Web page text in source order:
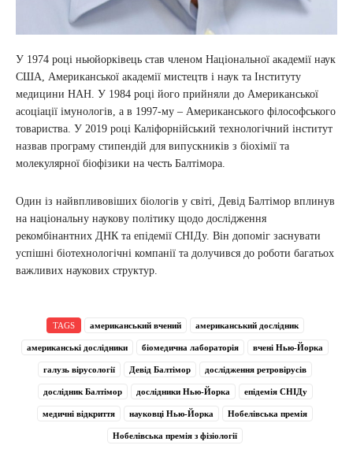
У 1974 році ньюйорківець став членом Національної академії наук
США, Американської академії мистецтв і наук та Інституту
медицини НАН. У 1984 році його прийняли до Американської
асоціації імунологів, а в 1997-му – Американського філософського
товариства. У 2019 році Каліфорнійський технологічний інститут
назвав програму стипендій для випускників з біохімії та
молекулярної біофізики на честь Балтімора.
Один із найвпливовіших біологів у світі, Девід Балтімор вплинув
на національну наукову політику щодо дослідження
рекомбінантних ДНК та епідемії СНІДу. Він допоміг заснувати
успішні біотехнологічні компанії та долучився до роботи багатьох
важливих наукових структур.
TAGS американський вчений американський дослідник
американські дослідники біомедична лабораторія вчені Нью-Йорка
галузь вірусології Девід Балтімор дослідження ретровірусів
дослідник Балтімор дослідники Нью-Йорка епідемія СНІДу
медичні відкриття науковці Нью-Йорка Нобелівська премія
Нобелівська премія з фізіології